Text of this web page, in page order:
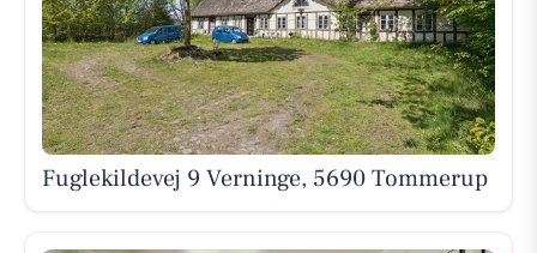
Fuglekildevej 9 Verninge, 5690 Tommerup